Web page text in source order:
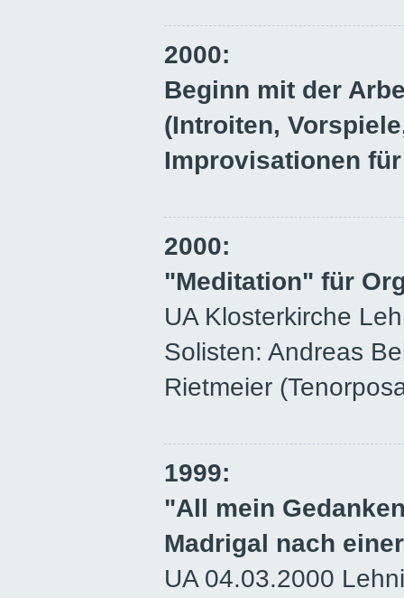
2000:
Beginn mit der
(Introiten,
Improvisationen
2000:
"Meditation" für
UA Klosterkirche
Solisten: Andreas
Rietmeier
1999:
"All mein
Madrigal nach
UA 04.03.2000